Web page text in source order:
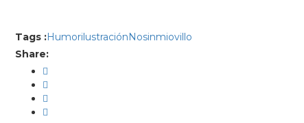
Tags :HumorilustraciónNosinmiovillo
Share: